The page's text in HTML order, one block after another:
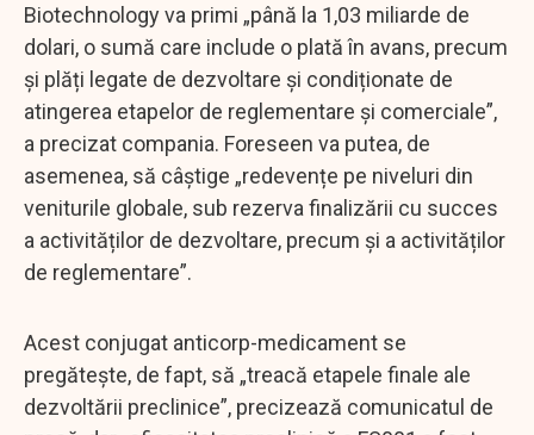
Biotechnology va primi „până la 1,03 miliarde de
dolari, o sumă care include o plată în avans, precum
și plăți legate de dezvoltare și condiționate de
atingerea etapelor de reglementare și comerciale”,
a precizat compania. Foreseen va putea, de
asemenea, să câștige „redevențe pe niveluri din
veniturile globale, sub rezerva finalizării cu succes
a activităților de dezvoltare, precum și a activităților
de reglementare”.
Acest conjugat anticorp-medicament se
pregătește, de fapt, să „treacă etapele finale ale
dezvoltării preclinice”, precizează comunicatul de